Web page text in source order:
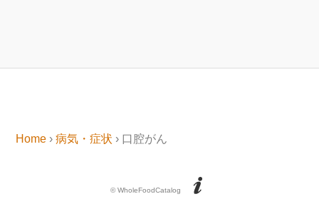
Home ›病気・症状 › 口腔がん
© WholeFoodCatalog